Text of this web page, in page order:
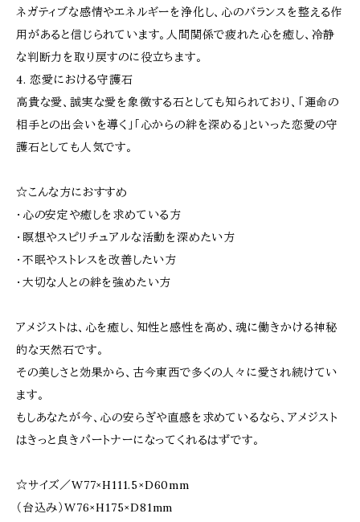
ネガティブな感情やエネルギーを浄化し、心のバランスを整える作
用があると信じられています。人間関係で疲れた心を癒し、冷静
な判断力を取り戻すのに役立ちます。
4. 恋愛における守護石
高貴な愛、誠実な愛を象徴する石としても知られており、「運命の
相手との出会いを導く」「心からの絆を深める」といった恋愛の守
護石としても人気です。
☆こんな方におすすめ
・心の安定や癒しを求めている方
・瞑想やスピリチュアルな活動を深めたい方
・不眠やストレスを改善したい方
・大切な人との絆を強めたい方
アメジストは、心を癒し、知性と感性を高め、魂に働きかける神秘
的な天然石です。
その美しさと効果から、古今東西で多くの人々に愛され続けてい
ます。
もしあなたが今、心の安らぎや直感を求めているなら、アメジスト
はきっと良きパートナーになってくれるはずです。
☆サイズ／W77×H111.5×D60mm
（台込み）W76×H175×D81mm